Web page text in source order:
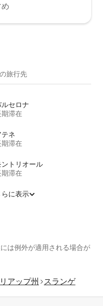
旅行先
セロナ
期滞在
テネ
期滞在
ントリオール
期滞在
らに表示
は例外が適用される場合が
アップ州
スランゲ